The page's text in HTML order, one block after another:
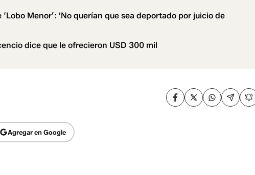
Menor’: 'No querían que sea deportado por juicio de
dice que le ofrecieron USD 300 mil
Agregar en Google